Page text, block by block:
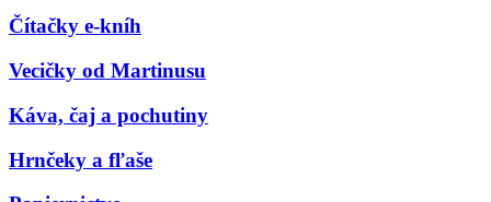
Čítačky e-kníh
Vecičky od Martinusu
Káva, čaj a pochutiny
Hrnčeky a fľaše